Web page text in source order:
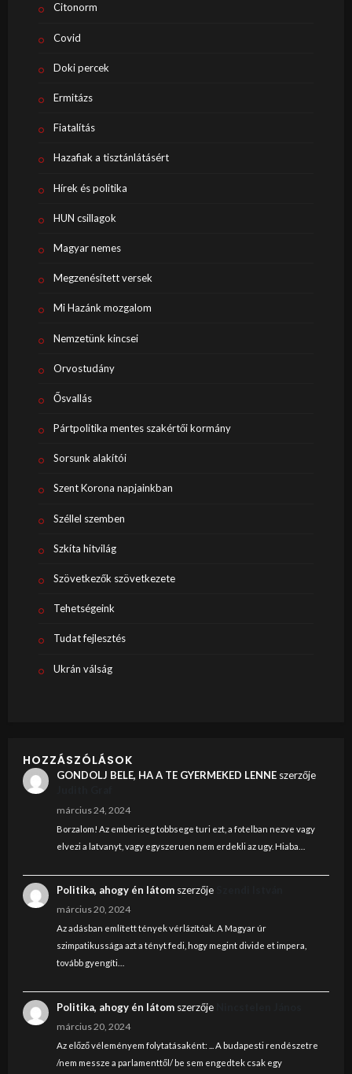
Citonorm
Covid
Doki percek
Ermitázs
Fiatalítás
Hazafiak a tisztánlátásért
Hírek és politika
HUN csillagok
Magyar nemes
Megzenésített versek
Mi Hazánk mozgalom
Nemzetünk kincsei
Orvostudány
Ősvallás
Pártpolitika mentes szakértői kormány
Sorsunk alakítói
Szent Korona napjainkban
Széllel szemben
Szkíta hitvilág
Szövetkezők szövetkezete
Tehetségeink
Tudat fejlesztés
Ukrán válság
HOZZÁSZÓLÁSOK
GONDOLJ BELE, HA A TE GYERMEKED LENNEszerzője
március 24, 2024
Borzalom! Az emberiseg tobbsege turi ezt, a fotelban nezve vagy
elvezi a latvanyt, vagy egyszeruen nem erdekli az ugy. Hiaba…
Politika, ahogy én látomszerzője
március 20, 2024
Az adásban említett tények vérlázítóak. A Magyar úr
szimpatikussága azt a tényt fedi, hogy megint divide et impera,
tovább gyengíti…
Politika, ahogy én látomszerzője
március 20, 2024
Az előző véleményem folytatásaként: ... A budapesti rendészetre
/nem messze a parlamenttől/ be sem engedtek csak egy